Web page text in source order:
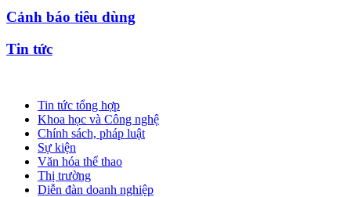
Cảnh báo tiêu dùng
Tin tức
Tin tức tổng hợp
Khoa học và Công nghệ
Chính sách, pháp luật
Sự kiện
Văn hóa thể thao
Thị trường
Diễn đàn doanh nghiệp